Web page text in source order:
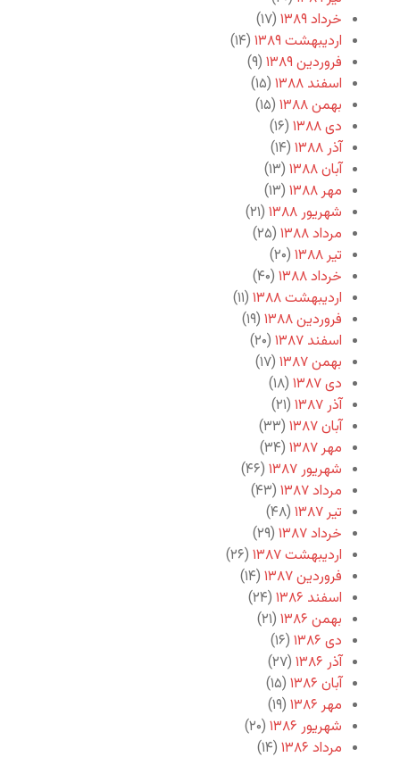
خرداد ۱۳۸۹
(۱۷)
اردیبهشت ۱۳۸۹
(۱۴)
فروردین ۱۳۸۹
(۹)
اسفند ۱۳۸۸
(۱۵)
بهمن ۱۳۸۸
(۱۵)
دی ۱۳۸۸
(۱۶)
آذر ۱۳۸۸
(۱۴)
آبان ۱۳۸۸
(۱۳)
مهر ۱۳۸۸
(۱۳)
شهریور ۱۳۸۸
(۲۱)
مرداد ۱۳۸۸
(۲۵)
تیر ۱۳۸۸
(۲۰)
خرداد ۱۳۸۸
(۴۰)
اردیبهشت ۱۳۸۸
(۱۱)
فروردین ۱۳۸۸
(۱۹)
اسفند ۱۳۸۷
(۲۰)
بهمن ۱۳۸۷
(۱۷)
دی ۱۳۸۷
(۱۸)
آذر ۱۳۸۷
(۲۱)
آبان ۱۳۸۷
(۳۳)
مهر ۱۳۸۷
(۳۴)
شهریور ۱۳۸۷
(۴۶)
مرداد ۱۳۸۷
(۴۳)
تیر ۱۳۸۷
(۴۸)
خرداد ۱۳۸۷
(۲۹)
اردیبهشت ۱۳۸۷
(۲۶)
فروردین ۱۳۸۷
(۱۴)
اسفند ۱۳۸۶
(۲۴)
بهمن ۱۳۸۶
(۲۱)
دی ۱۳۸۶
(۱۶)
آذر ۱۳۸۶
(۲۷)
آبان ۱۳۸۶
(۱۵)
مهر ۱۳۸۶
(۱۹)
شهریور ۱۳۸۶
(۲۰)
مرداد ۱۳۸۶
(۱۴)